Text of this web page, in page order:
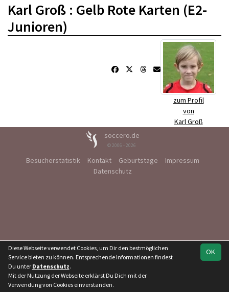
Karl Groß : Gelb Rote Karten (E2-
Junioren)
zum Profil
von
Karl Groß
soccero.de
© 2006 - 2026
Besucherstatistik Kontakt Geburtstage
Impressum
Datenschutz
OK
Diese Webseite verwendet Cookies, um Dir den bestmöglichen
Service bieten zu können. Entsprechende Informationen findest
Du unter Datenschutz.
Mit der Nutzung der Webseite erklärst Du Dich mit der
Verwendung von Cookies einverstanden.